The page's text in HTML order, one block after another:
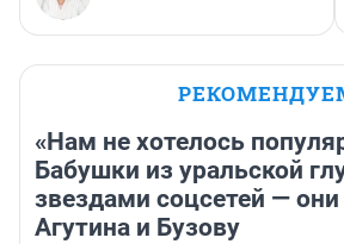
«Нам не хотелось
Бабушки из уральской
звездами соцсетей —
Агутина и Бузову